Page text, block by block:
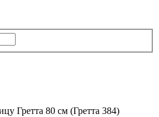
Гретта 80 см (Гретта 384)